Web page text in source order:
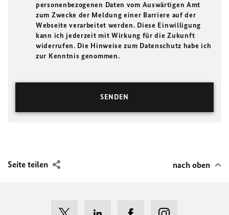
personenbezogenen Daten vom Auswärtigen Amt
zum Zwecke der Meldung einer Barriere auf der
Webseite verarbeitet werden. Diese Einwilligung
kann ich jederzeit mit Wirkung für die Zukunft
widerrufen. Die Hinweise zum Datenschutz habe ich
zur Kenntnis genommen.
Seite teilen nach oben